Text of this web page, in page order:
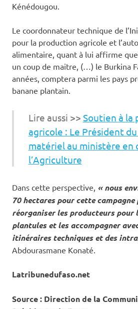
Kénédougou.
Le coordonnateur technique de
pour la production agricole et
alimentaire, quant à lui affirme
un coup de maitre, (…) le Burkina
années, comptera parmi les pays
banane plantain.
Lire aussi >> Soutien à la
agricole : Le Président
matériel au ministère en
l’Agriculture
Dans cette perspective, « nous
70 hectares pour cette campagne
réorganiser les producteurs pour
plantules et les accompagner
itinéraires techniques et des
Abdourasmane Konaté.
Latribunedufaso.net
Source : Direction de la